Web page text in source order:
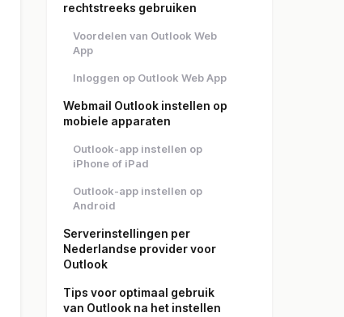
rechtstreeks gebruiken
Voordelen van Outlook Web
App
Inloggen op Outlook Web App
Webmail Outlook instellen op
mobiele apparaten
Outlook-app instellen op
iPhone of iPad
Outlook-app instellen op
Android
Serverinstellingen per
Nederlandse provider voor
Outlook
Tips voor optimaal gebruik
van Outlook na het instellen